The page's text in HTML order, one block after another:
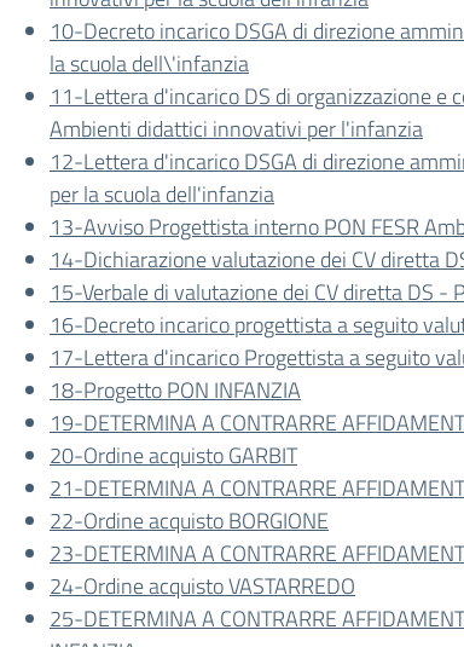
10-Decreto incarico DSGA di direzione
la scuola dell\'infanzia
11-Lettera d'incarico DS di organizzazione e
Ambienti didattici innovativi per l'infanzia
12-Lettera d'incarico DSGA di direzione
per la scuola dell'infanzia
13-Avviso Progettista interno PON FESR
14-Dichiarazione valutazione dei CV diretta
15-Verbale di valutazione dei CV diretta DS -
16-Decreto incarico progettista a seguito
17-Lettera d'incarico Progettista a seguito
18-Progetto PON INFANZIA
19-DETERMINA A CONTRARRE
20-Ordine acquisto GARBIT
21-DETERMINA A CONTRARRE
22-Ordine acquisto BORGIONE
23-DETERMINA A CONTRARRE
24-Ordine acquisto VASTARREDO
25-DETERMINA A CONTRARRE